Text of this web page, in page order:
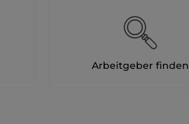
Arbeitgeber finden